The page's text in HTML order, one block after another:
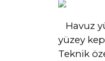
Havuz
yüzey
Teknik